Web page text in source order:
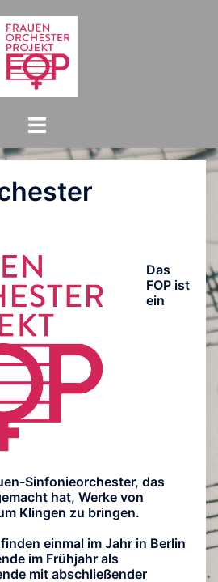
Menü
Das
FOP ist
ein
Sinfonieorchester, das
hat, Werke von
Klingen zu bringen.
einmal im Jahr in Berlin
im Frühjahr als
mit abschließender